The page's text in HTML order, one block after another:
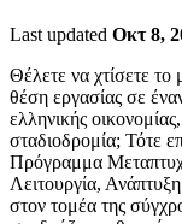
Last updated Οκτ 8,
Θέλετε να χτίσετε το
θέση εργασίας σε
ελληνικής
σταδιοδρομία; Τότε
Πρόγραμμα
Λειτουργία,
στον τομέα της